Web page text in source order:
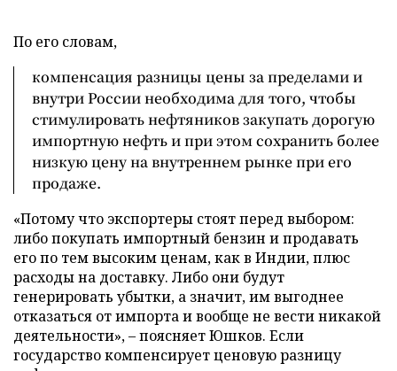
По его словам,
компенсация разницы цены за пределами и
внутри России необходима для того, чтобы
стимулировать нефтяников закупать дорогую
импортную нефть и при этом сохранить более
низкую цену на внутреннем рынке при его
продаже.
«Потому что экспортеры стоят перед выбором:
либо покупать импортный бензин и продавать
его по тем высоким ценам, как в Индии, плюс
расходы на доставку. Либо они будут
генерировать убытки, а значит, им выгоднее
отказаться от импорта и вообще не вести никакой
деятельности», – поясняет Юшков. Если
государство компенсирует ценовую разницу